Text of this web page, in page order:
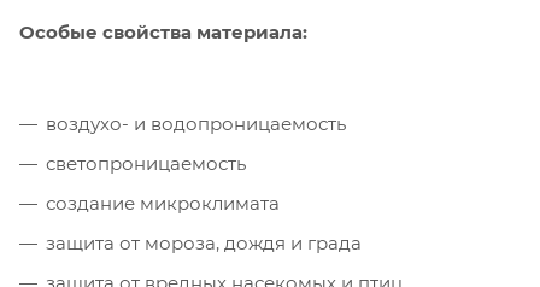
Особые свойства материала:
воздухо- и водопроницаемость
светопроницаемость
создание микроклимата
защита от мороза, дождя и града